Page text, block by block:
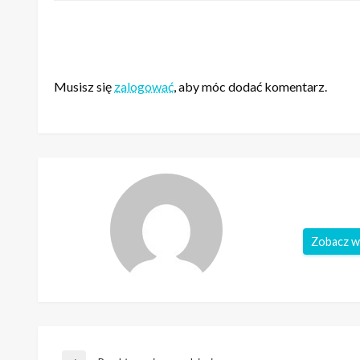
Musisz się zalogować, aby móc dodać komentarz.
Zobacz